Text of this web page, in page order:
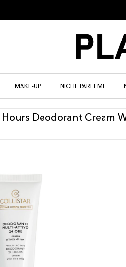
MAKE-UP NICHE PARFEMI
Deodorant Cream